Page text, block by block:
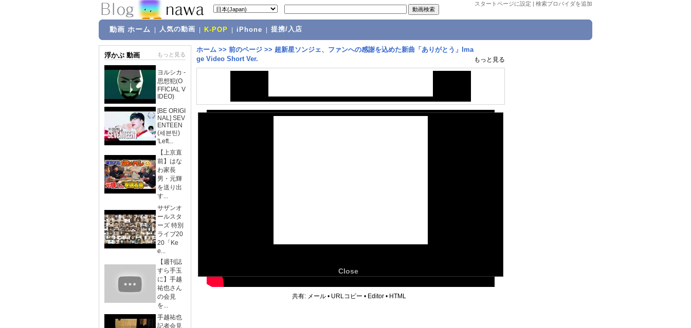
スタートページに設定 | 検索プロバイダを追加
動画 ホーム 人気の動画 K-POP iPhone 提携/入店
浮かぶ 動画 もっと見る
ヨルシカ -
思想犯(O
FFICIAL V
IDEO)
[BE ORIGI
NAL] SEV
ENTEEN
(세븐틴)
'Left...
【上京直
前】はな
わ家長
男・元輝
を送り出
す...
サザンオ
ールスタ
ーズ 特別
ライブ20
20「Ke
e...
【週刊誌
すら手玉
に】手越
祐也さん
の会見
を...
手越祐也
記者会見
ホーム >> 前のページ >> 超新星ソンジェ、ファンへの感謝を込めた新曲「ありがとう」Ima
ge Video Short Ver.
もっと見る
Close
共有: メール • URLコピー • Editor • HTML